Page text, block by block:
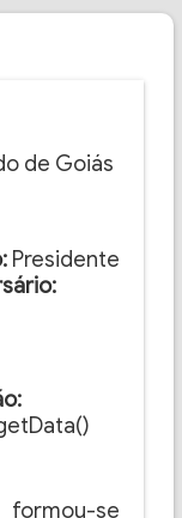
de Goiás
Presidente
formou-se